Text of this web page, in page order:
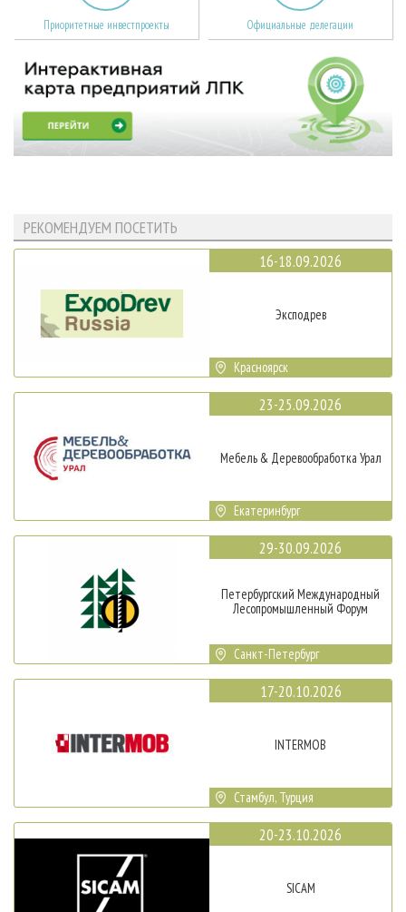
Приоритетные инвестпроекты Официальные делегации
РЕКОМЕНДУЕМ ПОСЕТИТЬ
16-18.09.2026
Эксподрев
Красноярск
23-25.09.2026
Мебель & Деревообработка Урал
Екатеринбург
29-30.09.2026
Петербургский Международный
Лесопромышленный Форум
Санкт-Петербург
17-20.10.2026
INTERMOB
Стамбул, Турция
20-23.10.2026
SICAM